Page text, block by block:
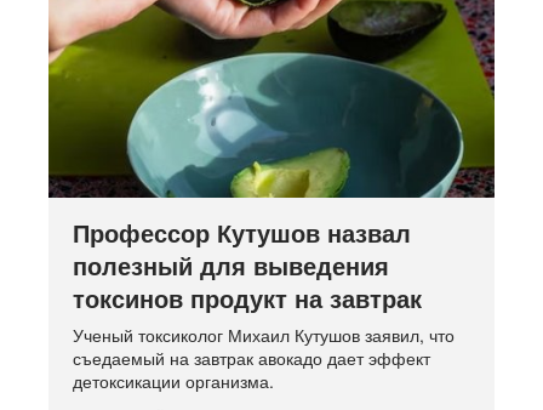
Профессор Кутушов назвал
полезный для выведения
токсинов продукт на завтрак
Ученый токсиколог Михаил Кутушов заявил, что
съедаемый на завтрак авокадо дает эффект
детоксикации организма.